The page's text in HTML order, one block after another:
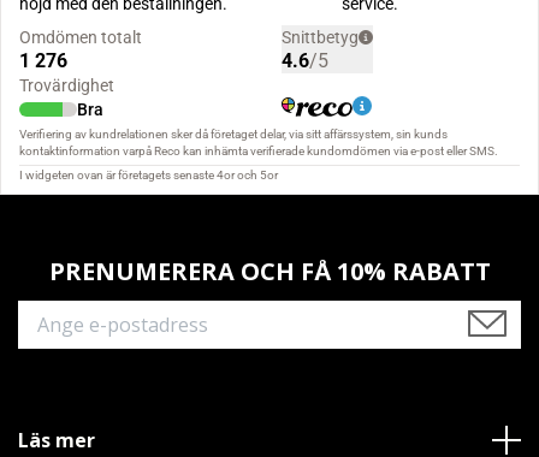
PRENUMERERA OCH FÅ 10% RABATT
Läs mer